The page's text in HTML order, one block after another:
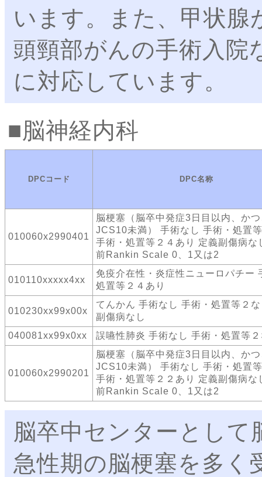
います。また、甲状腺
頭頸部がんの手術入院
に対応しています。
脳神経内科
DPCコード DPC名称
010060x2990401
脳梗塞（脳卒中発症3日目以内、か
JCS10未満） 手術なし 手術・処置
手術・処置等２４あり 定義副傷病な
前Rankin Scale 0、1又は2
010110xxxxx4xx
免疫介在性・炎症性ニューロパチー
処置等２４あり
010230xx99x00x
てんかん 手術なし 手術・処置等２
副傷病なし
040081xx99x0xx
誤嚥性肺炎 手術なし 手術・処置等
010060x2990201
脳梗塞（脳卒中発症3日目以内、か
JCS10未満） 手術なし 手術・処置
手術・処置等２２あり 定義副傷病な
前Rankin Scale 0、1又は2
脳卒中センターとして
急性期の脳梗塞を多く